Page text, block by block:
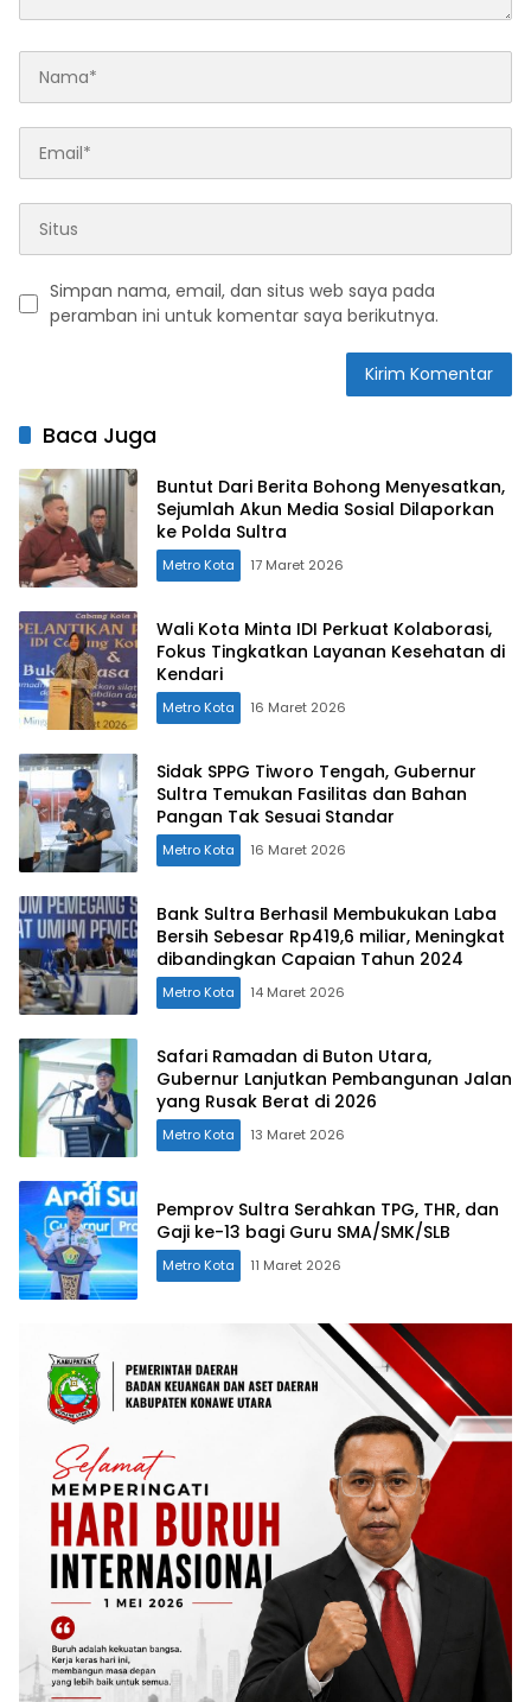
Simpan nama, email, dan situs web saya pada
peramban ini untuk komentar saya berikutnya.
Baca Juga
Buntut Dari Berita Bohong Menyesatkan,
Sejumlah Akun Media Sosial Dilaporkan
ke Polda Sultra
Metro Kota 17 Maret 2026
Wali Kota Minta IDI Perkuat Kolaborasi,
Fokus Tingkatkan Layanan Kesehatan di
Kendari
Metro Kota 16 Maret 2026
Sidak SPPG Tiworo Tengah, Gubernur
Sultra Temukan Fasilitas dan Bahan
Pangan Tak Sesuai Standar
Metro Kota 16 Maret 2026
Bank Sultra Berhasil Membukukan Laba
Bersih Sebesar Rp419,6 miliar, Meningkat
dibandingkan Capaian Tahun 2024
Metro Kota 14 Maret 2026
Safari Ramadan di Buton Utara,
Gubernur Lanjutkan Pembangunan Jalan
yang Rusak Berat di 2026
Metro Kota 13 Maret 2026
Pemprov Sultra Serahkan TPG, THR, dan
Gaji ke-13 bagi Guru SMA/SMK/SLB
Metro Kota 11 Maret 2026